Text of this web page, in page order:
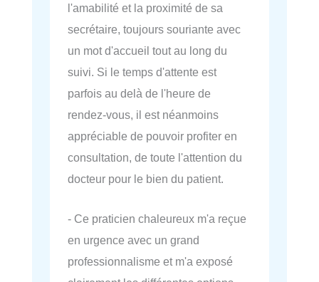
l'amabilité et la proximité de sa
secrétaire, toujours souriante avec
un mot d'accueil tout au long du
suivi. Si le temps d'attente est
parfois au delà de l'heure de
rendez-vous, il est néanmoins
appréciable de pouvoir profiter en
consultation, de toute l'attention du
docteur pour le bien du patient.
- Ce praticien chaleureux m'a reçue
en urgence avec un grand
professionnalisme et m'a exposé